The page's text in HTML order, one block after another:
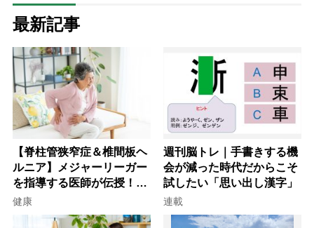
最新記事
【脊柱管狭窄症＆椎間板ヘ
ルニア】メジャーリーガー
を指導する医師が伝授！腰
痛を自力で治す運動療法4
健康
週刊脳トレ｜手書きする機
会が減った時代だからこそ
試したい「思い出し漢字」
連載